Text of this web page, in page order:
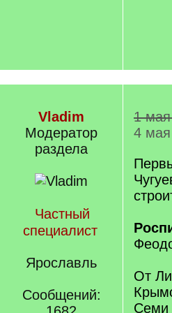
Vladim
Модератор
раздела
Частный
специалист
Ярославль
Сообщений:
1
4
От
Семи